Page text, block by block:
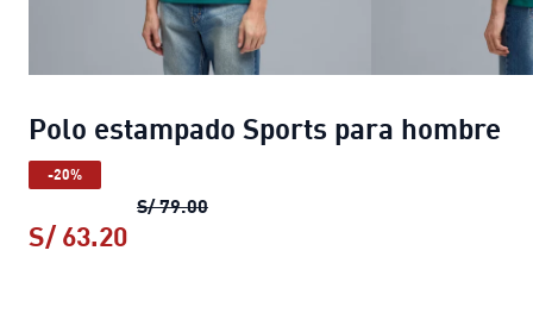
Polo estampado Sports para hombre
-20%
S/ 79.00Polo estampado Sports para hombre
S/ 63.20